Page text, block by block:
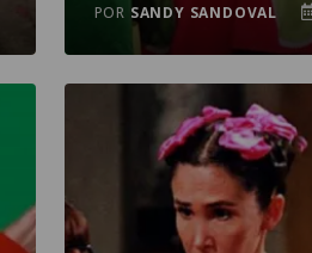
POR SANDY SANDOVAL